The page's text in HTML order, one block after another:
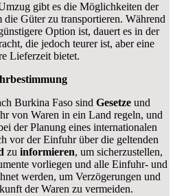
gibt es die Möglichkeiten der
Güter zu transportieren. Während
Option ist, dauert es in der
die jedoch teurer ist, aber eine
Lieferzeit bietet.
Burkina Faso sind Gesetze und
von Waren in ein Land regeln, und
der Planung eines internationalen
vor der Einfuhr über die geltenden
zu informieren, um sicherzustellen,
vorliegen und alle Einfuhr- und
werden, um Verzögerungen und
der Waren zu vermeiden.